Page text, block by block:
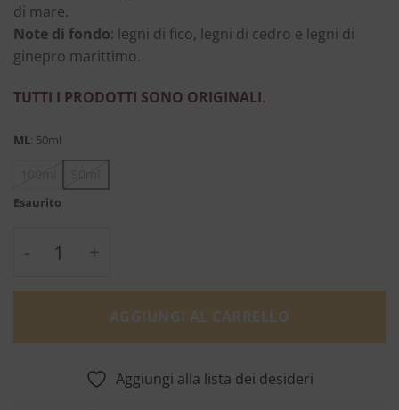
di mare.
Note di fondo: legni di fico, legni di cedro e legni di
ginepro marittimo.
TUTTI I PRODOTTI SONO ORIGINALI.
ML: 50ml
100ml 50ml
Esaurito
Eau de Toilette Donna Blu – Acqua
AGGIUNGI AL CARRELLO
Aggiungi alla lista dei desideri